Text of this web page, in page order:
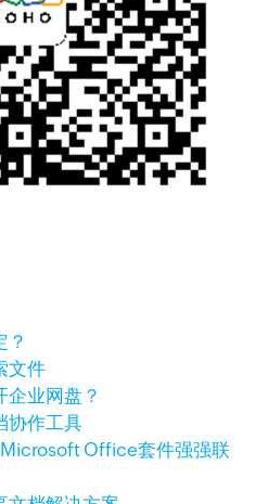
？
文件
企业网盘？
协作工具
Office套件强强联